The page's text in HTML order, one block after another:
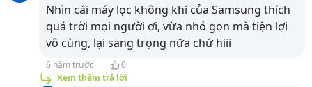
Nhìn cái máy lọc không khí của Samsung thích
quá trời mọi người ơi, vừa nhỏ gọn mà tiện lợi
vô cùng, lại sang trọng nữa chứ hiii
6 năm trước
0
Xem thêm trả lời